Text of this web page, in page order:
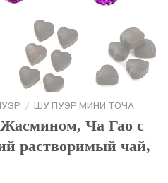
/ ШУ ПУЭР МИНИ ТОЧА
Ча Гао с
растворимый чай,